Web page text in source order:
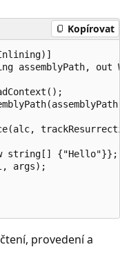
Kopírovat
assemblyPath, out
string[] {"Hello"}};
args);
provedení a